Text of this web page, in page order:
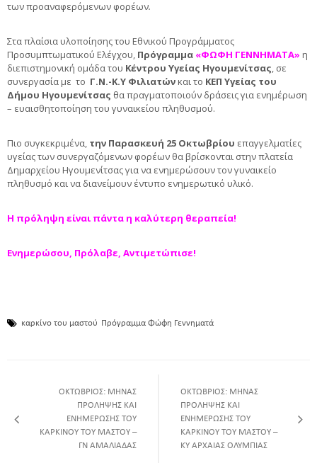
των προαναφερόμενων φορέων.
Στα πλαίσια υλοποίησης του Εθνικού Προγράμματος
Προσυμπτωματικού Ελέγχου, Πρόγραμμα «ΦΩΦΗ ΓΕΝΝΗΜΑΤΑ» η
διεπιστημονική ομάδα του Κέντρου Υγείας Ηγουμενίτσας, σε
συνεργασία με το Γ.Ν.-Κ.Υ Φιλιατώνκαι το ΚΕΠ Υγείας του
Δήμου Ηγουμενίτσας θα πραγματοποιούν δράσεις για ενημέρωση
– ευαισθητοποίηση του γυναικείου πληθυσμού.
Πιο συγκεκριμένα, την Παρασκευή 25 Οκτωβρίου επαγγελματίες
υγείας των συνεργαζόμενων φορέων θα βρίσκονται στην πλατεία
Δημαρχείου Ηγουμενίτσας για να ενημερώσουν τον γυναικείο
πληθυσμό και να διανείμουν έντυπο ενημερωτικό υλικό.
Η πρόληψη είναι πάντα η καλύτερη θεραπεία!
Ενημερώσου, Πρόλαβε, Αντιμετώπισε!
καρκίνο του μαστού Πρόγραμμα Φώφη Γεννηματά
ΟΚΤΩΒΡΙΟΣ: ΜΗΝΑΣ
ΠΡΟΛΗΨΗΣ ΚΑΙ
ΕΝΗΜΕΡΩΣΗΣ ΤΟΥ
ΚΑΡΚΙΝΟΥ ΤΟΥ ΜΑΣΤΟΥ –
ΓΝ ΑΜΑΛΙΑΔΑΣ
ΟΚΤΩΒΡΙΟΣ: ΜΗΝΑΣ
ΠΡΟΛΗΨΗΣ ΚΑΙ
ΕΝΗΜΕΡΩΣΗΣ ΤΟΥ
ΚΑΡΚΙΝΟΥ ΤΟΥ ΜΑΣΤΟΥ –
ΚΥ ΑΡΧΑΙΑΣ ΟΛΥΜΠΙΑΣ